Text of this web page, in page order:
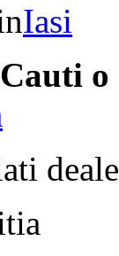
Iasi
Cauti o